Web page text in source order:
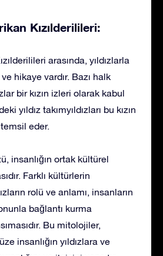
Kızılderilileri:
arasında, yıldızlarla
hikaye vardır. Bazı halk
bir kızın izleri olarak kabul
yıldız takımyıldızları bu kızın
eder.
insanlığın ortak kültürel
Farklı kültürlerin
rolü ve anlamı, insanların
bağlantı kurma
Bu mitolojiler,
insanlığın yıldızlara ve